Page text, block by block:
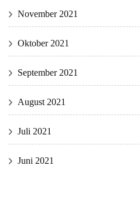
November 2021
Oktober 2021
September 2021
August 2021
Juli 2021
Juni 2021